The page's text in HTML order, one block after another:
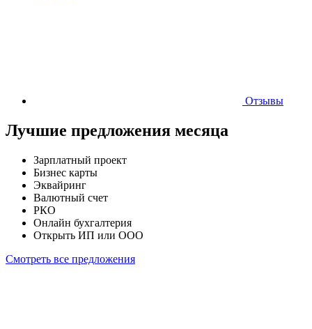
Отзывы
Лучшие предложения месяца
Зарплатный проект
Бизнес карты
Эквайринг
Валютный счет
РКО
Онлайн бухгалтерия
Открыть ИП или ООО
Смотреть все предложения